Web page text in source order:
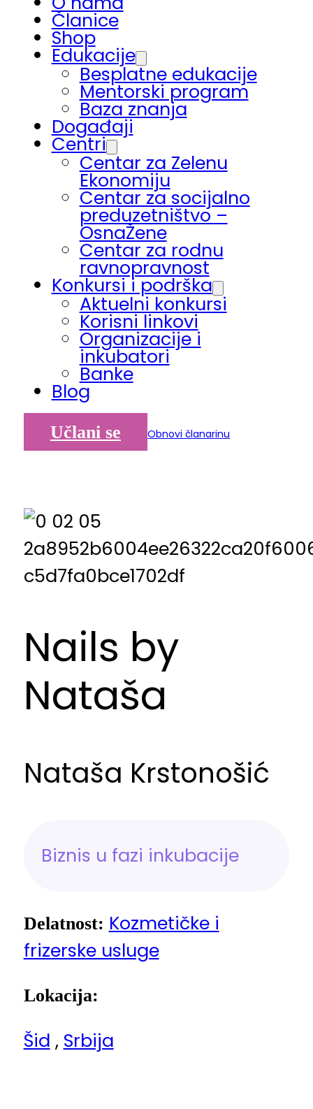
Članice
Shop
Edukacije
Besplatne edukacije
Mentorski program
Baza znanja
Događaji
Centri
Centar za Zelenu
Ekonomiju
Centar za socijalno
preduzetništvo –
OsnaŽene
Centar za rodnu
ravnopravnost
Konkursi i podrška
Aktuelni konkursi
Korisni linkovi
Organizacije i
inkubatori
Banke
Blog
Učlani se Obnovi članarinu
Nails by
Nataša
Nataša Krstonošić
Biznis u fazi inkubacije
Delatnost: Kozmetičke i
frizerske usluge
Lokacija:
Šid , Srbija